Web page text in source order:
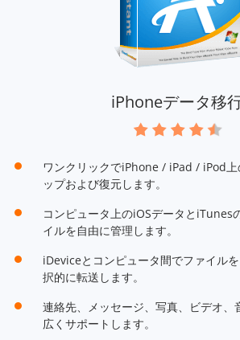
iPhoneデータ移
ワンクリックでiPhone / iPad / iPod
ップおよび復元します。
コンピュータ上のiOSデータとiTunes
イルを自由に管理します。
iDeviceとコンピュータ間でファイル
択的に転送します。
連絡先、メッセージ、写真、ビデオ、
広くサポートします。